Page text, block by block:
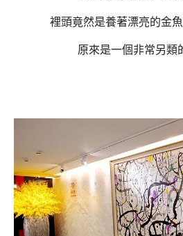
裡頭竟然是養著漂亮的金
原來是一個非常另類